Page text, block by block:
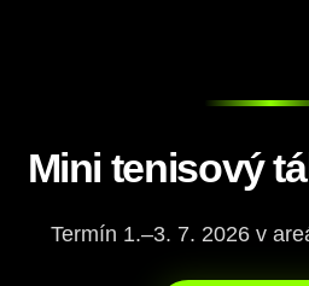
Mini tenisový
Termín 1.–3. 7. 2026 v